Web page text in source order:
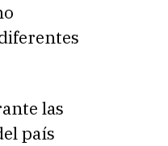
las
país